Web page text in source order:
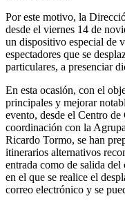
Por este motivo, la
desde el viernes 14 de
un dispositivo especial de
espectadores que se
particulares, a presenciar
En esta ocasión, con el
principales y mejorar
evento, desde el Centro
coordinación con la
Ricardo Tormo, se han
itinerarios alternativos
entrada como de salida
en el que se realice el
correo electrónico y se